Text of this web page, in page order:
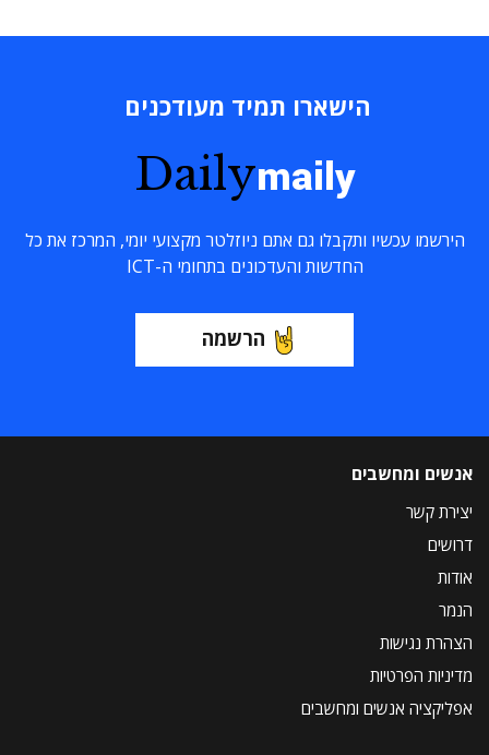
הישארו תמיד מעודכנים
Dailymaily
הירשמו עכשיו ותקבלו גם אתם ניוזלטר מקצועי יומי, המרכז את כל
החדשות והעדכונים בתחומי ה-ICT
הרשמה
אנשים ומחשבים
יצירת קשר
דרושים
אודות
הנמר
הצהרת נגישות
מדיניות הפרטיות
אפליקציה אנשים ומחשבים